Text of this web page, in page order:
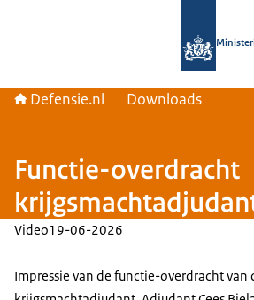
Defensie.nl Downloads
Functie-overdracht
Video19-06-2026
Impressie van de functie-overdracht van